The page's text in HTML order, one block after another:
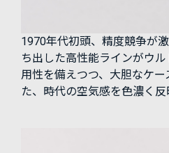
1970年代初頭、精度競争が
ち出した高性能ラインがウ
用性を備えつつ、大胆なケ
た、時代の空気感を色濃く反